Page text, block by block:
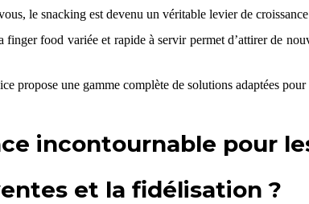
le snacking est devenu un véritable levier de
finger food variée et rapide à servir permet d’attirer de
propose une gamme complète de solutions adaptées pour
incontournable pour
et la fidélisation ?